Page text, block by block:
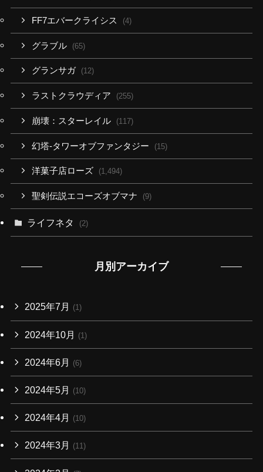
FF7エバークライシス (4)
グラブル (65)
グランサガ (12)
ラストクラウディア (255)
崩壊：スターレイル (117)
幻塔-タワーオブファンタジー (15)
洋菓子店ローズ (1,494)
聖剣伝説エコーズオブマナ (9)
ライフネタ (2)
月別アーカイブ
2025年7月 (1)
2024年10月 (1)
2024年6月 (6)
2024年5月 (10)
2024年4月 (10)
2024年3月 (11)